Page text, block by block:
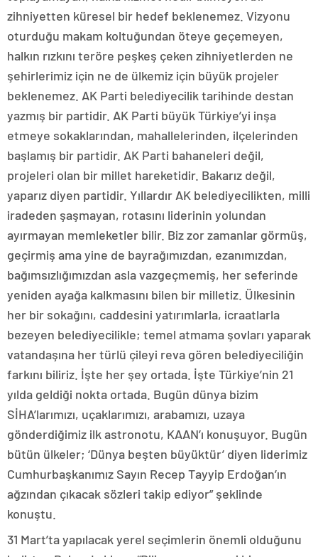
zihniyetten küresel bir hedef beklenemez. Vizyonu
oturduğu makam koltuğundan öteye geçemeyen,
halkın rızkını teröre peşkeş çeken zihniyetlerden ne
şehirlerimiz için ne de ülkemiz için büyük projeler
beklenemez. AK Parti belediyecilik tarihinde destan
yazmış bir partidir. AK Parti büyük Türkiye’yi inşa
etmeye sokaklarından, mahallelerinden, ilçelerinden
başlamış bir partidir. AK Parti bahaneleri değil,
projeleri olan bir millet hareketidir. Bakarız değil,
yaparız diyen partidir. Yıllardır AK belediyecilikten, milli
iradeden şaşmayan, rotasını liderinin yolundan
ayırmayan memleketler bilir. Biz zor zamanlar görmüş,
geçirmiş ama yine de bayrağımızdan, ezanımızdan,
bağımsızlığımızdan asla vazgeçmemiş, her seferinde
yeniden ayağa kalkmasını bilen bir milletiz. Ülkesinin
her bir sokağını, caddesini yatırımlarla, icraatlarla
bezeyen belediyecilikle; temel atmama şovları yaparak
vatandaşına her türlü çileyi reva gören belediyeciliğin
farkını biliriz. İşte her şey ortada. İşte Türkiye’nin 21
yılda geldiği nokta ortada. Bugün dünya bizim
SİHA’larımızı, uçaklarımızı, arabamızı, uzaya
gönderdiğimiz ilk astronotu, KAAN’ı konuşuyor. Bugün
bütün ülkeler; ‘Dünya beşten büyüktür’ diyen liderimiz
Cumhurbaşkanımız Sayın Recep Tayyip Erdoğan’ın
ağzından çıkacak sözleri takip ediyor” şeklinde
konuştu.
31 Mart’ta yapılacak yerel seçimlerin önemli olduğunu